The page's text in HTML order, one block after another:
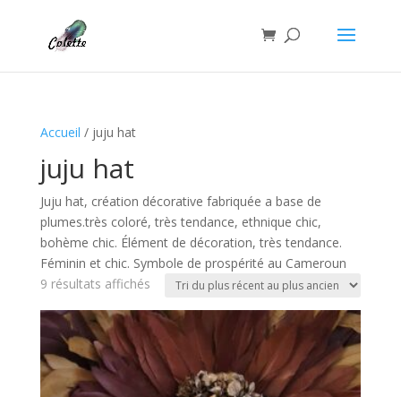
Accueil / juju hat
juju hat
Juju hat, création décorative fabriquée a base de
plumes.très coloré, très tendance, ethnique chic,
bohème chic. Élément de décoration, très tendance.
Féminin et chic. Symbole de prospérité au Cameroun
9 résultats affichésTrié
plus
récent
au
plus